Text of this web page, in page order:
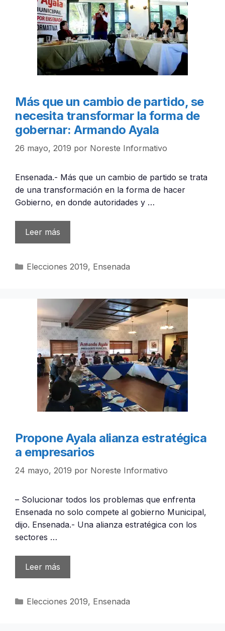
Más que un cambio de partido, se
necesita transformar la forma de
gobernar: Armando Ayala
26 mayo, 2019 por Noreste Informativo
Ensenada.- Más que un cambio de partido se trata
de una transformación en la forma de hacer
Gobierno, en donde autoridades y …
Leer más
Categorías
Elecciones 2019, Ensenada
Propone Ayala alianza estratégica
a empresarios
24 mayo, 2019 por Noreste Informativo
– Solucionar todos los problemas que enfrenta
Ensenada no solo compete al gobierno Municipal,
dijo. Ensenada.- Una alianza estratégica con los
sectores …
Leer más
Categorías
Elecciones 2019, Ensenada